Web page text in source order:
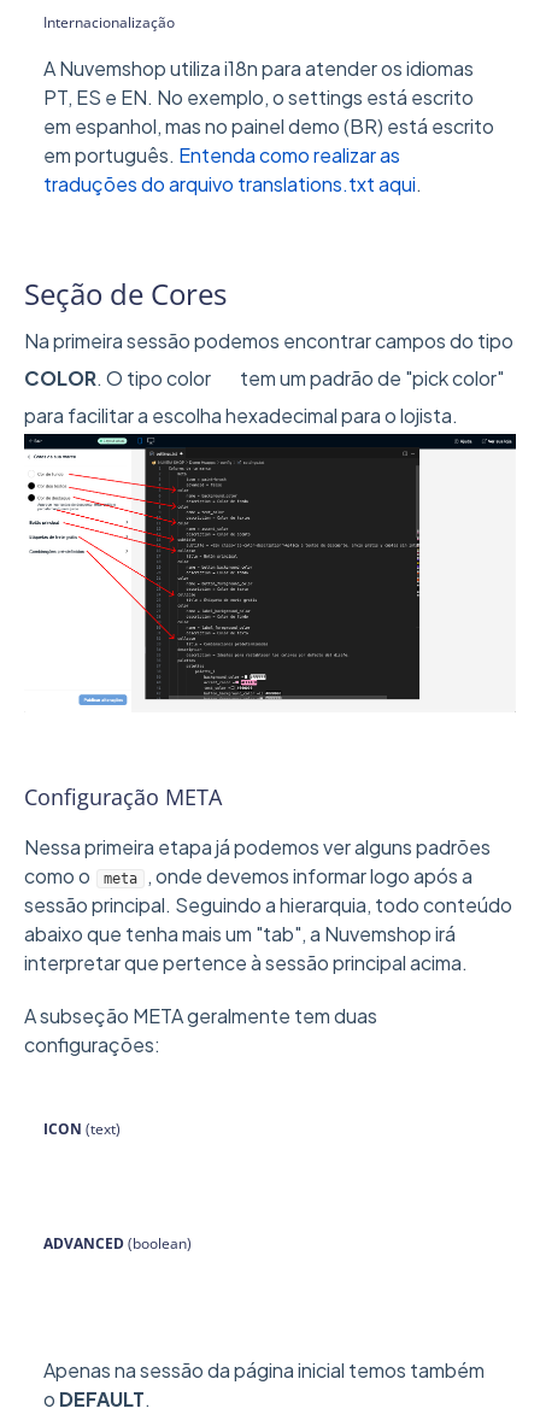
Internacionalização
A Nuvemshop utiliza i18n para atender os idiomas
PT, ES e EN. No exemplo, o settings está escrito
em espanhol, mas no painel demo (BR) está escrito
em português. Entenda como realizar as
traduções do arquivo translations.txt aqui.
Seção de Cores
Na primeira sessão podemos encontrar campos do tipo
COLOR. O tipo color tem um padrão de "pick color"
para facilitar a escolha hexadecimal para o lojista.
Configuração META
Nessa primeira etapa já podemos ver alguns padrões
como o
meta
, onde devemos informar logo após a
sessão principal. Seguindo a hierarquia, todo conteúdo
abaixo que tenha mais um "tab", a Nuvemshop irá
interpretar que pertence à sessão principal acima.
A subseção META geralmente tem duas
configurações:
ICON (text)
ADVANCED(boolean)
Apenas na sessão da página inicial temos também
o DEFAULT.